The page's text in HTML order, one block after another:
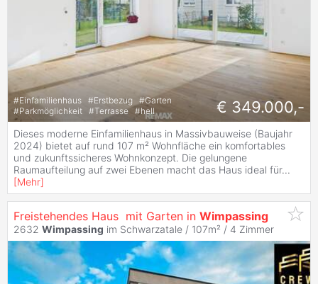
#Einfamilienhaus #Erstbezug #Garten
#Parkmöglichkeit #Terrasse #hell € 349.000,-
Dieses moderne Einfamilienhaus in Massivbauweise (Baujahr
2024) bietet auf rund 107 m² Wohnfläche ein komfortables
und zukunftssicheres Wohnkonzept. Die gelungene
Raumaufteilung auf zwei Ebenen macht das Haus ideal für...
[Mehr]
Freistehendes Haus ️ mit Garten in Wimpassing
2632 Wimpassing im Schwarzatale / 107m² / 4 Zimmer